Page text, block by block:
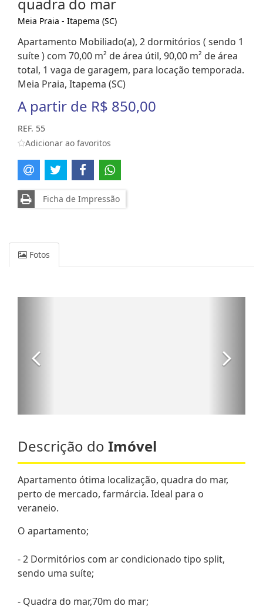
Meia Praia - Itapema (SC)
Apartamento Mobiliado(a), 2 dormitórios ( sendo 1
suíte ) com 70,00 m² de área útil, 90,00 m² de área
total, 1 vaga de garagem, para locação temporada.
Meia Praia, Itapema (SC)
A partir de R$ 850,00
REF. 55
Adicionar ao favoritos
Ficha de Impressão
Fotos
Descrição do Imóvel
Apartamento ótima localização, quadra do mar,
perto de mercado, farmárcia. Ideal para o
veraneio.
O apartamento;
- 2 Dormitórios com ar condicionado tipo split,
sendo uma suíte;
- Quadra do mar,70m do mar;